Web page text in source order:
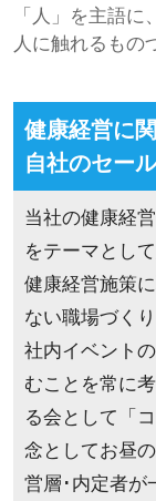
「人」を主語に
人に触れるもの
健康経営に
自社のセー
当社の健康経
をテーマとし
健康経営施策
ない職場づく
社内イベント
むことを常に
る会として「
念としてお昼
営層･内定者が